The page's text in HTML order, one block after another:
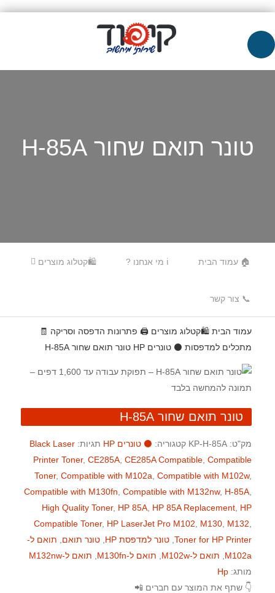
טונר תואם שחור H-85A
Menu🏠 עמוד הבית
ℹ️ מי אנחנו ? 🛍️קטלוג מוצרים
📞 צור קשר
עמוד הבית 🛍️קטלוג מוצרים 🖨️ פתרונות הדפסה וסריקה 🧾
מתכלים למדפסות ⚫ טונרים HP טונר תואם שחור H-85A
טונר תואם שחור H-85A
מק"ט: KP-H-85A קטגוריה: ⚫ טונרים HP תגיות: Black Laser
Printer Toner, CE285A CE285A Compatible Compatible
Toner, Compatible with M102a Compatible with M102w,
Compatible with M130fn Compatible with M132nw, H-85A
High Quality Toner, HP 85A HP 85A Replacement HP
Compatible Toner, HP LaserJet Pro M102 M130 M132
Toner for HP Printer טונר למדפסת HP טונר תואם
תואם ל-
M102a
תואם ל-M102w תואם ל-M130fn
תואם ל-M132nw
מותג: Hp
👇 שתף את המוצר עם חברים 📲